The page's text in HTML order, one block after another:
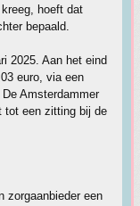
hoeft dat
bepaald.
2025. Aan het eind
euro, via een
Amsterdammer
tot een zitting bij de
zorgaanbieder een